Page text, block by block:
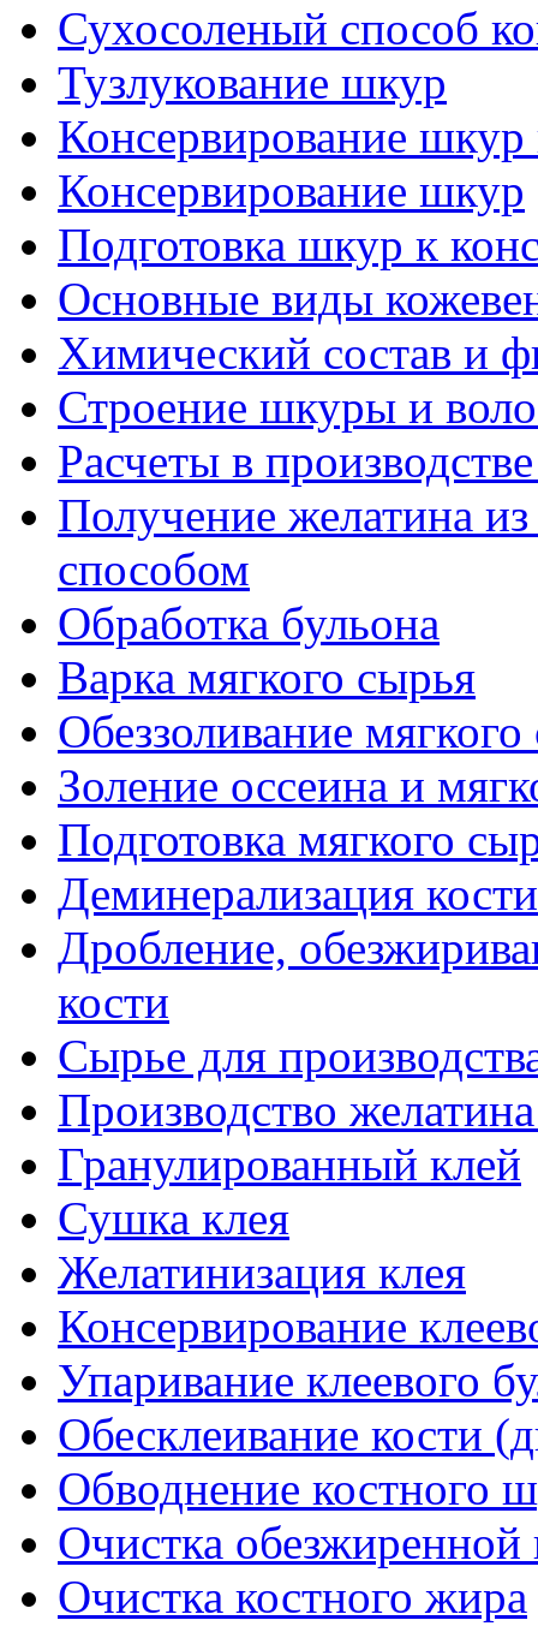
Сухосоленый способ
Тузлукование шкур
Консервирование шкур
Консервирование шкур
Подготовка шкур к
Основные виды
Химический состав и
Строение шкуры и
Расчеты в
Получение желатина
способом
Обработка бульона
Варка мягкого сырья
Обеззоливание
Золение оссеина и
Подготовка мягкого
Деминерализация кости
Дробление,
кости
Сырье для
Производство
Гранулированный клей
Сушка клея
Желатинизация клея
Консервирование
Упаривание клеевого
Обесклеивание кости
Обводнение костного
Очистка обезжиренной
Очистка костного жира